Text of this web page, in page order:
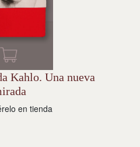
Kahlo. Una nueva
en tienda